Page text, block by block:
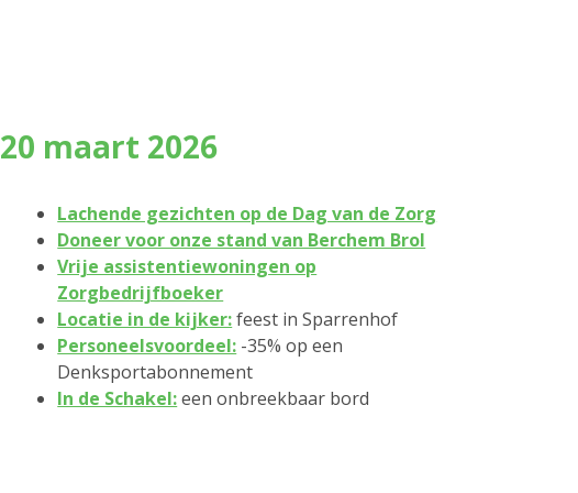
20 maart 2026
Lachende gezichten op de Dag van de Zorg
Doneer voor onze stand van Berchem Brol
Vrije assistentiewoningen op
Zorgbedrijfboeker
Locatie in de kijker:feest in Sparrenhof
Personeelsvoordeel: -35% op een
Denksportabonnement
In de Schakel:een onbreekbaar bord